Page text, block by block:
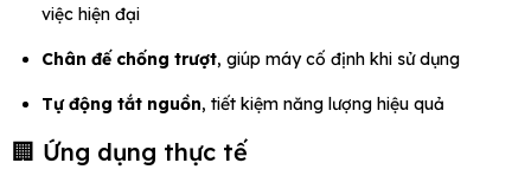
việc hiện đại
Chân đế chống trượt, giúp máy cố định khi sử dụng
Tự động tắt nguồn, tiết kiệm năng lượng hiệu quả
🏢 Ứng dụng thực tế